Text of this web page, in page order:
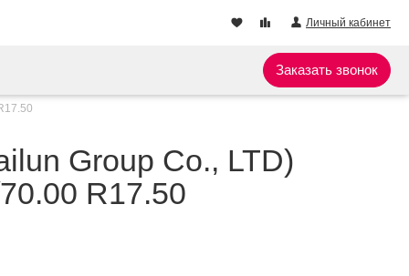
Личный кабинет
Заказать звонок
Group Co., LTD)
R17.50